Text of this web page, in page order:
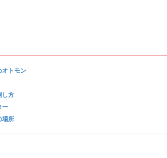
オトモン
し方
ー
場所